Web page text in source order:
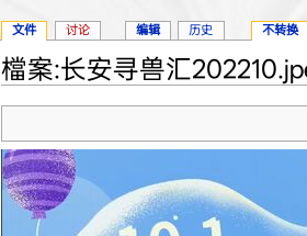
檔案:长安寻兽汇
文件 讨论 编辑 历史 不转换